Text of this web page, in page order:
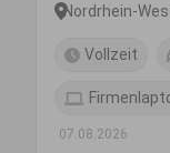
Nordrhein-
Vollzeit
07.08.2026